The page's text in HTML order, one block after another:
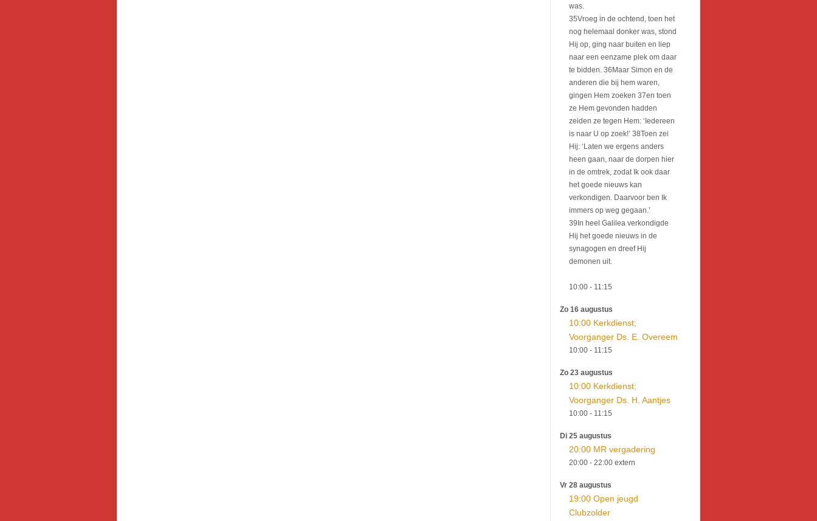
was.
35Vroeg in de ochtend, toen het
nog helemaal donker was, stond
Hij op, ging naar buiten en liep
naar een eenzame plek om daar
te bidden. 36Maar Simon en de
anderen die bij hem waren,
gingen Hem zoeken 37en toen
ze Hem gevonden hadden
zeiden ze tegen Hem: ‘Iedereen
is naar U op zoek!’ 38Toen zei
Hij: ‘Laten we ergens anders
heen gaan, naar de dorpen hier
in de omtrek, zodat Ik ook daar
het goede nieuws kan
verkondigen. Daarvoor ben Ik
immers op weg gegaan.’
39In heel Galilea verkondigde
Hij het goede nieuws in de
synagogen en dreef Hij
demonen uit.
10:00 - 11:15
Zo 16 augustus
10:00 Kerkdienst;
Voorganger Ds. E. Overeem
10:00 - 11:15
Zo 23 augustus
10:00 Kerkdienst;
Voorganger Ds. H. Aantjes
10:00 - 11:15
Di 25 augustus
20:00 MR vergadering
20:00 - 22:00extern
Vr 28 augustus
19:00 Open jeugd
Clubzolder